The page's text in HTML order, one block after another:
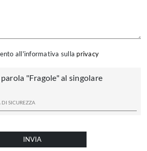
all'informativa sulla privacy
"Fragole" al singolare
INVIA